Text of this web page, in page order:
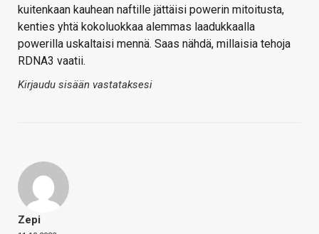
kuitenkaan kauhean naftille jättäisi powerin mitoitusta,
kenties yhtä kokoluokkaa alemmas laadukkaalla
powerilla uskaltaisi mennä. Saas nähdä, millaisia tehoja
RDNA3 vaatii.
Kirjaudu sisään vastataksesi
Zepi